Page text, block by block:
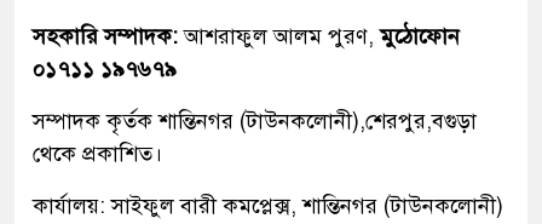
সহকারি সম্পাদক:আশরাফুল আলম পুরণ,মুঠোফোন
০১৭১১ ১৯৭৬৭৯
সম্পাদক কৃর্তক শান্তিনগর (টাউনকলোনী),শেরপুর,বগুড়া
থেকে প্রকাশিত।
কার্যালয়: সাইফুল বারী কমপ্লেক্স, শান্তিনগর (টাউনকলোনী)